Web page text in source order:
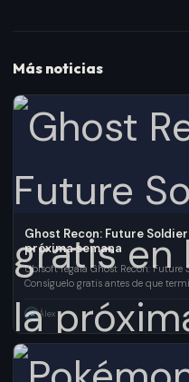
Más noticias
Ghost Recon: Future
próxima semana
Ubisoft regala Ghost Recon:
Consíguelo gratis antes de que
AR Álex